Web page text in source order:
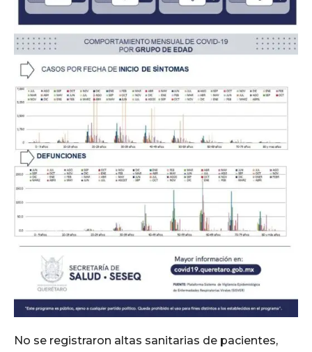
No se registraron altas sanitarias de pacientes,